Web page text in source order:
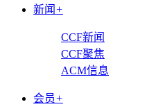
新闻 +
CCF新闻
CCF聚焦
ACM信息
会员+